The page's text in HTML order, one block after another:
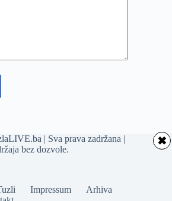
| Sva prava zadržana |
bez dozvole.
Impressum
Arhiva
✖